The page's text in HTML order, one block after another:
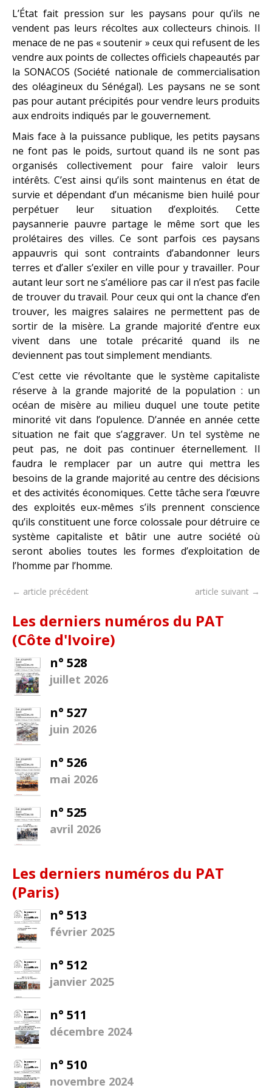
L’État fait pression sur les paysans pour qu’ils ne
vendent pas leurs récoltes aux collecteurs chinois. Il
menace de ne pas « soutenir » ceux qui refusent de les
vendre aux points de collectes officiels chapeautés par
la SONACOS (Société nationale de commercialisation
des oléagineux du Sénégal). Les paysans ne se sont
pas pour autant précipités pour vendre leurs produits
aux endroits indiqués par le gouvernement.
Mais face à la puissance publique, les petits paysans
ne font pas le poids, surtout quand ils ne sont pas
organisés collectivement pour faire valoir leurs
intérêts. C’est ainsi qu’ils sont maintenus en état de
survie et dépendant d’un mécanisme bien huilé pour
perpétuer leur situation d’exploités. Cette
paysannerie pauvre partage le même sort que les
prolétaires des villes. Ce sont parfois ces paysans
appauvris qui sont contraints d’abandonner leurs
terres et d’aller s’exiler en ville pour y travailler. Pour
autant leur sort ne s’améliore pas car il n’est pas facile
de trouver du travail. Pour ceux qui ont la chance d’en
trouver, les maigres salaires ne permettent pas de
sortir de la misère. La grande majorité d’entre eux
vivent dans une totale précarité quand ils ne
deviennent pas tout simplement mendiants.
C’est cette vie révoltante que le système capitaliste
réserve à la grande majorité de la population : un
océan de misère au milieu duquel une toute petite
minorité vit dans l’opulence. D’année en année cette
situation ne fait que s’aggraver. Un tel système ne
peut pas, ne doit pas continuer éternellement. Il
faudra le remplacer par un autre qui mettra les
besoins de la grande majorité au centre des décisions
et des activités économiques. Cette tâche sera l’œuvre
des exploités eux-mêmes s’ils prennent conscience
qu’ils constituent une force colossale pour détruire ce
système capitaliste et bâtir une autre société où
seront abolies toutes les formes d’exploitation de
l’homme par l’homme.
← article précédent article suivant →
Les derniers numéros du PAT
(Côte d'Ivoire)
n° 528
juillet 2026
n° 527
juin 2026
n° 526
mai 2026
n° 525
avril 2026
Les derniers numéros du PAT
(Paris)
n° 513
février 2025
n° 512
janvier 2025
n° 511
décembre 2024
n° 510
novembre 2024